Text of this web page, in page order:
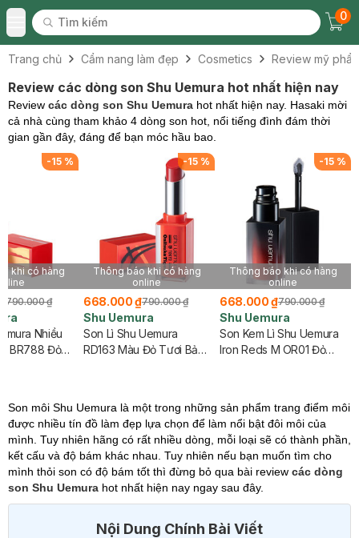
Toggle Menu
Tìm kiếm
Tìm kiếm
0
Trang chủ Cẩm nang làm đẹp Cosmetics Review mỹ
Review các dòng son Shu Uemura hot nhất hiện nay
Review các dòng son Shu Uemura hot nhất hiện nay. Hasaki mời
cả nhà cùng tham khảo 4 dòng son hot, nổi tiếng đình đám thời
gian gần đây, đáng để bạn móc hầu bao.
-15 %
khi có hàng
790.000 ₫
Nhiều
BR788 Đỏ
-15 %
Thông báo khi có hàng
online
668.000 ₫790.000 ₫
Shu Uemura
Son Lì Shu Uemura
RD163 Màu Đỏ Tươi Bản
-15 %
Thông báo khi có hàng
online
668.000 ₫790.000 ₫
Shu Uemura
Son Kem Lì Shu Uemura
Iron Reds M OR01 Đỏ
Son môi Shu Uemura là một trong những sản phẩm trang điểm môi
được nhiều tín đồ làm đẹp lựa chọn để làm nổi bật đôi môi của
mình. Tuy nhiên hãng có rất nhiều dòng, mỗi loại sẽ có thành phần,
kết cấu và độ bám khác nhau. Tuy nhiên nếu bạn muốn tìm cho
mình thỏi son có độ bám tốt thì đừng bỏ qua bài review các dòng
son Shu Uemura hot nhất hiện nay ngay sau đây.
Nội Dung Chính Bài Viết